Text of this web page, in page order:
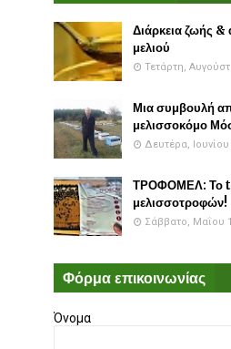
Διάρκεια ζωής
μελιού
Τετάρτη,
Μια συμβουλή
μελισσοκόμο
Δευτέρα, Ιουνίου
ΤΡΟΦΟΜΕΛ: Το
μελισσοτροφών!
Σάββατο, Μαΐου
Φόρμα επικοινωνίας
Όνομα